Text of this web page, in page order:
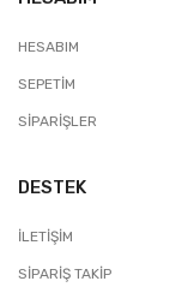
HESABIM
SEPETIM
SIPARIŞLER
DESTEK
İLETIŞIM
SIPARIŞ TAKIP